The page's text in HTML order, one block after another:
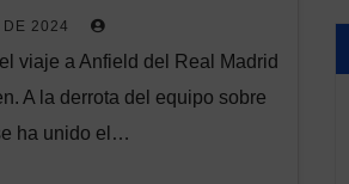
2024
viaje a Anfield del Real Madrid
A la derrota del equipo sobre
ha unido el…